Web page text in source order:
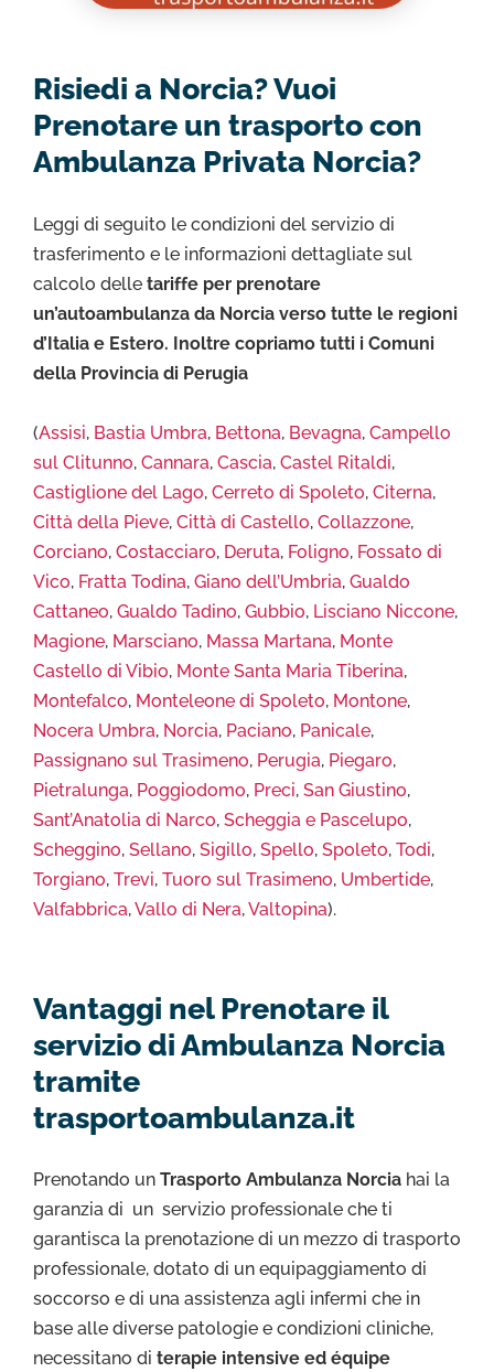
Risiedi a Norcia? Vuoi
Prenotare un trasporto con
Ambulanza Privata Norcia?
Leggi di seguito le condizioni del servizio di
trasferimento e le informazioni dettagliate sul
calcolo delle tariffe per prenotare
un’autoambulanza da Norcia verso tutte le regioni
d’Italia e Estero. Inoltre copriamo tutti i Comuni
della Provincia di Perugia
(Assisi, Bastia Umbra, Bettona, Bevagna, Campello
sul Clitunno, Cannara, Cascia, Castel Ritaldi,
Castiglione del Lago, Cerreto di Spoleto, Citerna,
Città della Pieve, Città di Castello, Collazzone,
Corciano, Costacciaro, Deruta, Foligno, Fossato di
Vico, Fratta Todina, Giano dell’Umbria, Gualdo
Cattaneo, Gualdo Tadino, Gubbio, Lisciano Niccone,
Magione, Marsciano, Massa Martana, Monte
Castello di Vibio, Monte Santa Maria Tiberina,
Montefalco, Monteleone di Spoleto, Montone,
Nocera Umbra, Norcia, Paciano, Panicale,
Passignano sul Trasimeno, Perugia, Piegaro,
Pietralunga, Poggiodomo, Preci, San Giustino,
Sant’Anatolia di Narco, Scheggia e Pascelupo,
Scheggino, Sellano, Sigillo, Spello, Spoleto, Todi,
Torgiano, Trevi, Tuoro sul Trasimeno, Umbertide,
Valfabbrica,Vallo di Nera,Valtopina).
Vantaggi nel Prenotare il
servizio di Ambulanza Norcia
tramite
trasportoambulanza.it
Prenotando un Trasporto Ambulanza Norcia hai la
garanzia di un servizio professionale che ti
garantisca la prenotazione di un mezzo di trasporto
professionale, dotato di un equipaggiamento di
soccorso e di una assistenza agli infermi che in
base alle diverse patologie e condizioni cliniche,
necessitano di terapie intensive ed équipe